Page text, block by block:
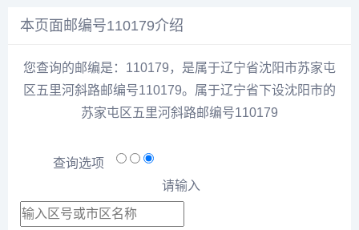
本页面邮编号110179介绍
您查询的邮编是：110179，是属于辽宁省沈阳市苏家屯
区五里河斜路邮编号110179。属于辽宁省下设沈阳市的
苏家屯区五里河斜路邮编号110179
查询选项
请输入